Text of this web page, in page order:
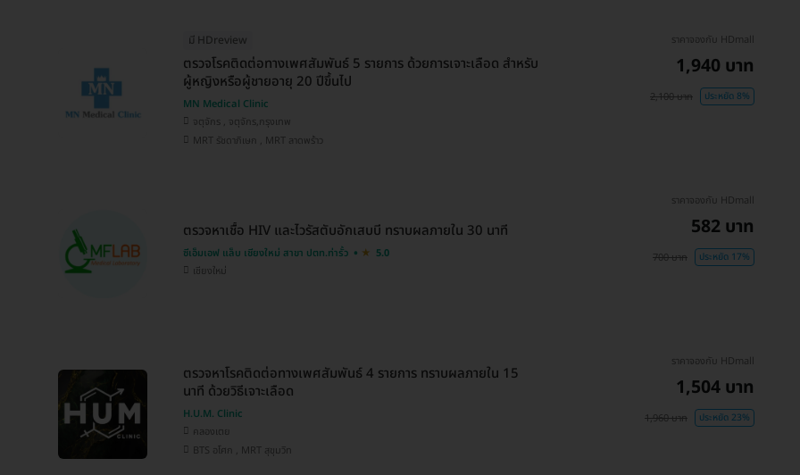
มี HDreview
ตรวจโรคติดต่อทางเพศสัมพันธ์ 5 รายการ ด้วยการเจาะเลือด สำหรับ
ผู้หญิงหรือผู้ชายอายุ 20 ปีขึ้นไป
MN Medical Clinic
จตุจักร , จตุจักร,กรุงเทพ
MRT รัชดาภิเษก , MRT ลาดพร้าว
ราคาจองกับ HDmall
1,940 บาท
2,100 บาท ประหยัด 8%
ตรวจหาเชื้อ HIV และไวรัสตับอักเสบบี ทราบผลภายใน 30 นาที
ซีเอ็มเอฟ แล็บ เชียงใหม่ สาขา ปตท.ท่ารั้ว
5.0
เชียงใหม่
ราคาจองกับ HDmall
582 บาท
700 บาท ประหยัด 17%
ตรวจหาโรคติดต่อทางเพศสัมพันธ์ 4 รายการ ทราบผลภายใน 15
นาที ด้วยวิธีเจาะเลือด
H.U.M. Clinic
คลองเตย
BTS อโศก , MRT สุขุมวิท
ราคาจองกับ HDmall
1,504 บาท
1,960 บาท ประหยัด 23%